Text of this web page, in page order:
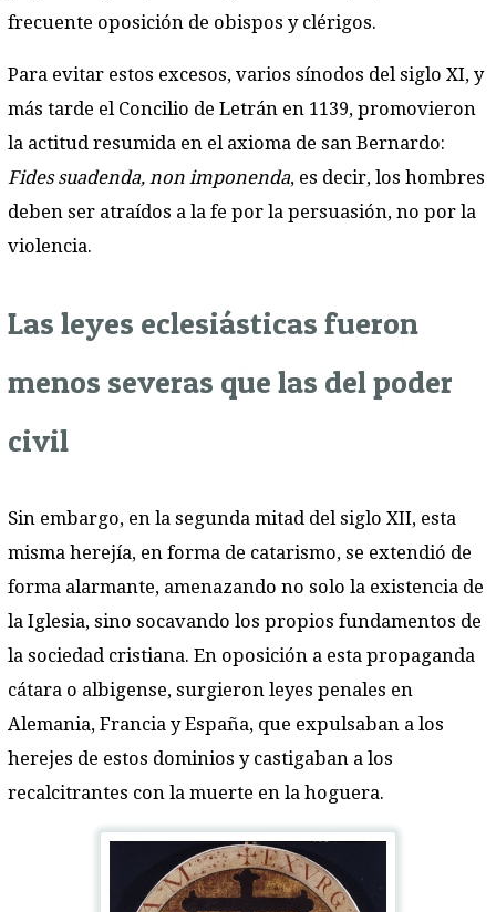
frecuente oposición de obispos y clérigos.
Para evitar estos excesos, varios sínodos del siglo XI, y
más tarde el Concilio de Letrán en 1139, promovieron
la actitud resumida en el axioma de san Bernardo:
Fides suadenda, non imponenda, es decir, los hombres
deben ser atraídos a la fe por la persuasión, no por la
violencia.
Las leyes eclesiásticas fueron
menos severas que las del poder
civil
Sin embargo, en la segunda mitad del siglo XII, esta
misma herejía, en forma de catarismo, se extendió de
forma alarmante, amenazando no solo la existencia de
la Iglesia, sino socavando los propios fundamentos de
la sociedad cristiana. En oposición a esta propaganda
cátara o albigense, surgieron leyes penales en
Alemania, Francia y España, que expulsaban a los
herejes de estos dominios y castigaban a los
recalcitrantes con la muerte en la hoguera.